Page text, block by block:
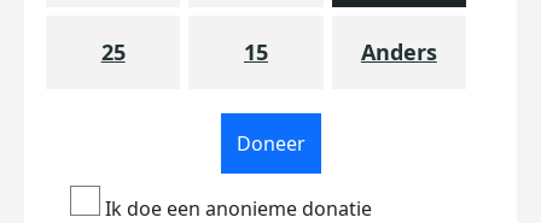
25 15 Anders
Doneer
Ik doe een anonieme donatie